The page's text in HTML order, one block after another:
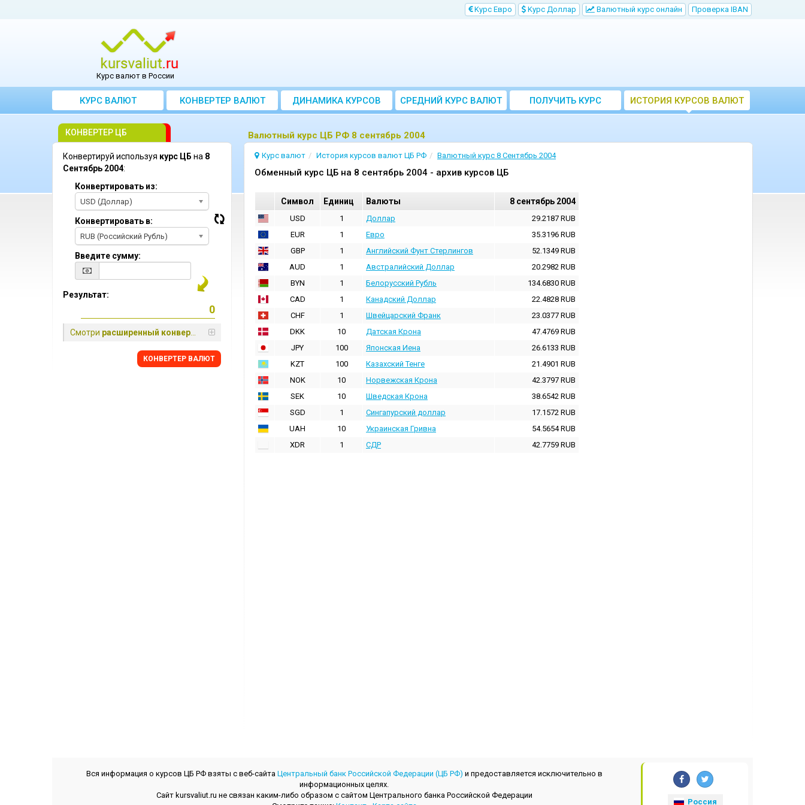
Kурс Евро Kурс Доллар Bалютный курс онлайн Проверка IBAN
Курс валют в России
КУРС ВАЛЮТ КОНВЕРТЕР ВАЛЮТ ДИНАМИКА КУРСОВ
CРЕДНИЙ КУРС ВАЛЮТ
ЗА МЕСЯЦ
ПОЛУЧИТЬ КУРС
ВАЛЮТ ЦБ
ИСТОРИЯ КУРСОВ ВАЛЮТ
ЦБ РФ
Bалютный курс ЦБ РФ 8 сентябрь 2004
Курс валют История курсов валют ЦБ РФ Валютный курс 8 Сентябрь 2004
Oбменный курс ЦБ на 8 сентябрь 2004 - архив курсов ЦБ
Cимвол Единиц Валюты 8 сентябрь 2004
USD 1 Доллар 29.2187 RUB
EUR
1 Евро 35.3196 RUB
GBP
1 Английский Фунт Стерлингов 52.1349 RUB
AUD
1 Австралийский Доллар 20.2982 RUB
BYN
1 Белорусский Рубль 134.6830 RUB
CAD
1 Канадский Доллар 22.4828 RUB
CHF
1 Швейцарский Франк 23.0377 RUB
DKK
10 Датская Крона 47.4769 RUB
JPY
100 Японская Иена 26.6133 RUB
KZT
100 Казахский Тенге 21.4901 RUB
NOK
10 Норвежская Крона 42.3797 RUB
SEK
10 Шведская Крона 38.6542 RUB
SGD
1 Сингапурский доллар 17.1572 RUB
UAH
10 Украинская Гривна 54.5654RUB
XDR
1 СДР 42.7759 RUB
КОНВЕРТЕР ЦБ
Конвертируй используя курс ЦБ на 8
Сентябрь 2004:
Конвертировать из:
USD (Доллар)
Конвертировать в:
RUB (Российский Рубль)
Введите сумму:
Результат:
Смотри расширенный конвертер
КОНВЕРТЕР ВАЛЮТ
Вся информация о курсов ЦБ РФ взяты с веб-сайта Центральный банк Российской Федерации (ЦБ РФ) и предоставляется исключительно в
информационных целях.
Сайт kursvaliut.ru не связан каким-либо образом с сайтом Центрального банкa Российской Федерации
Россия